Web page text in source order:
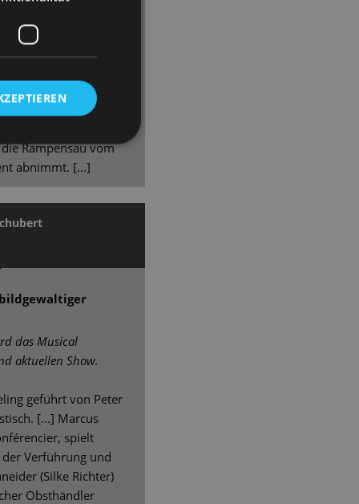
[...] Vermeulen
Günzel, hat als
bei sich. Er
Rampensau vom
abnimmt. [...]
das Musical
aktuellen Show.
geführt von Peter
[...] Marcus
spielt
Verführung und
(Silke Richter)
Obsthändler